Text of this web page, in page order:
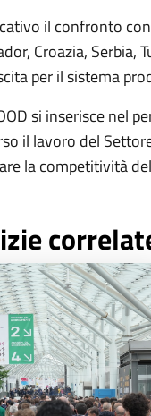
il confronto
Croazia,
per il sistema
si inserisce
il lavoro del
la competitività